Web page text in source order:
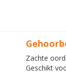
Zachte
Geschikt